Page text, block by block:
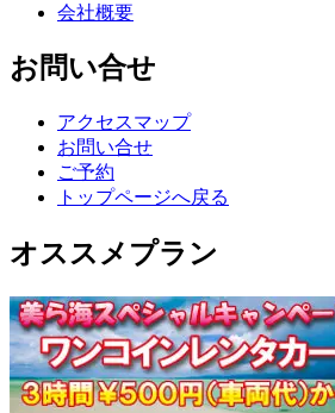
会社概要
お問い合せ
アクセスマップ
お問い合せ
ご予約
トップページへ戻る
オススメプラン